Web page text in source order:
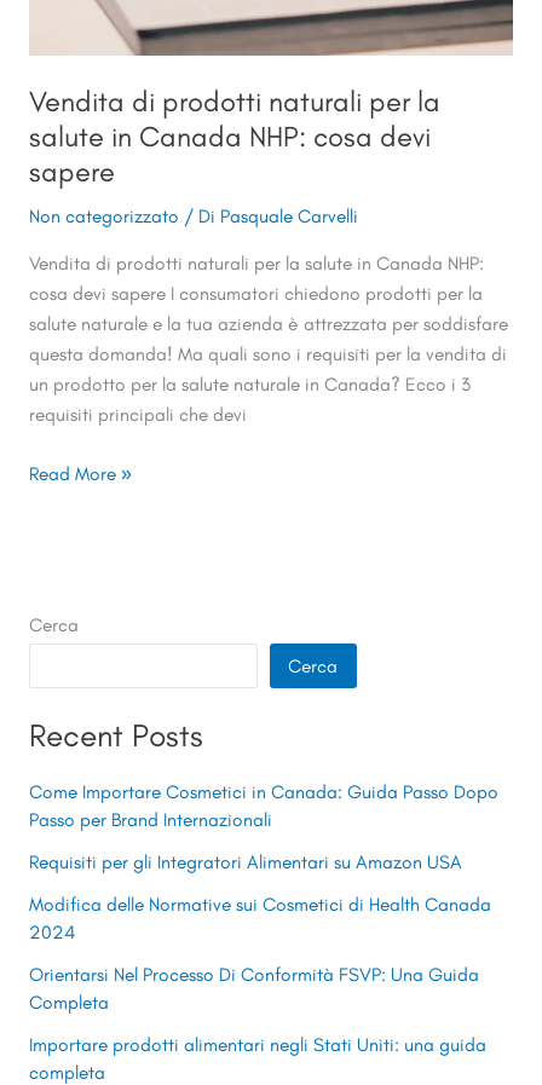
Vendita di prodotti naturali per la
salute in Canada NHP: cosa devi
sapere
Non categorizzato / Di Pasquale Carvelli
Vendita di prodotti naturali per la salute in Canada NHP:
cosa devi sapere I consumatori chiedono prodotti per la
salute naturale e la tua azienda è attrezzata per soddisfare
questa domanda! Ma quali sono i requisiti per la vendita di
un prodotto per la salute naturale in Canada? Ecco i 3
requisiti principali che devi
Read More »
Cerca
Cerca
Recent Posts
Come Importare Cosmetici in Canada: Guida Passo Dopo
Passo per Brand Internazionali
Requisiti per gli Integratori Alimentari su Amazon USA
Modifica delle Normative sui Cosmetici di Health Canada
2024
Orientarsi Nel Processo Di Conformità FSVP: Una Guida
Completa
Importare prodotti alimentari negli Stati Uniti: una guida
completa